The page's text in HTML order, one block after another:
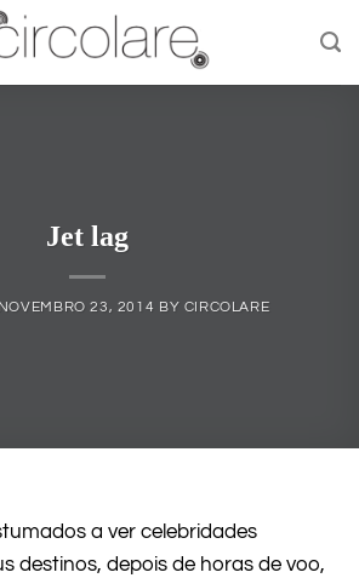
Jet lag
NOVEMBRO 23, 2014 BY CIRCOLARE
a ver celebridades
destinos, depois de horas de voo,